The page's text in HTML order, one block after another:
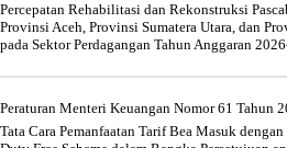
Percepatan Rehabilitasi dan Rekonstruksi
Provinsi Aceh, Provinsi Sumatera Utara, dan
pada Sektor Perdagangan Tahun Anggaran
Peraturan Menteri Keuangan Nomor 61 Tahun
Tata Cara Pemanfaatan Tarif Bea Masuk